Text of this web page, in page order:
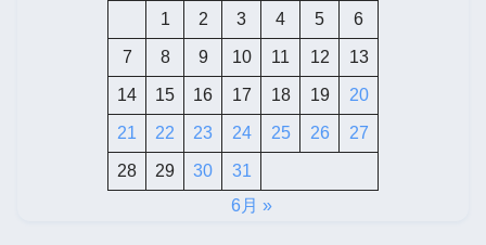
1 2 3 4 5 6
7 8 9 10 11 12 13
14 15 16 17 18 19 20
21 22 23 24 25 26 27
28 29 30
31
6月 »